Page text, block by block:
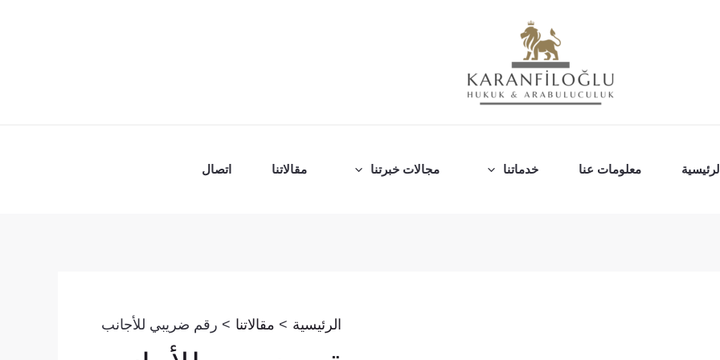
معلومات عنا خدماتنا مجالات خبرتنا مقالاتنا اتصال
الرئيسية مقالاتنا رقم ضريبي للأجانب